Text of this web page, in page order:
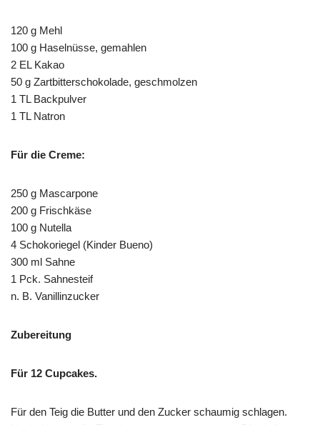
120 g Mehl
100 g Haselnüsse, gemahlen
2 EL Kakao
50 g Zartbitterschokolade, geschmolzen
1 TL Backpulver
1 TL Natron
Für die Creme:
250 g Mascarpone
200 g Frischkäse
100 g Nutella
4 Schokoriegel (Kinder Bueno)
300 ml Sahne
1 Pck. Sahnesteif
n. B. Vanillinzucker
Zubereitung
Für 12 Cupcakes.
Für den Teig die Butter und den Zucker schaumig schlagen.